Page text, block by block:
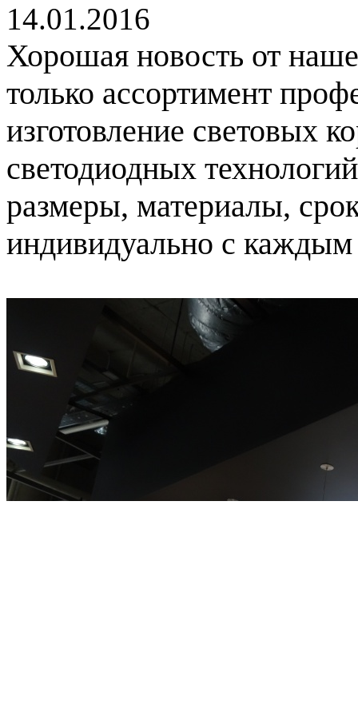
14.01.2016
Хорошая новость от
только ассортимент
изготовление световых
светодиодных
размеры, материалы,
индивидуально с